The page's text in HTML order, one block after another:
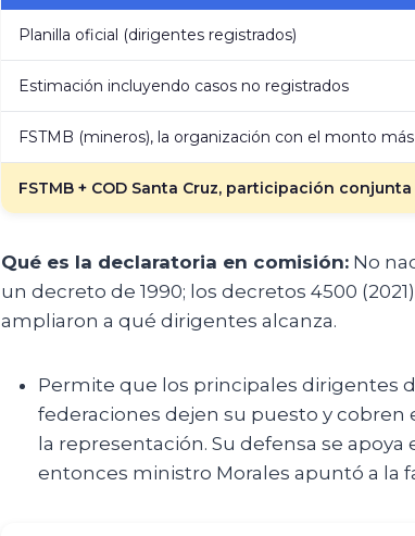
Planilla oficial (dirigentes registrados)
Estimación incluyendo casos no registrados
FSTMB (mineros), la organización con el monto
FSTMB + COD Santa Cruz, participación conjunta
Qué es la declaratoria en comisión: No
un decreto de 1990; los decretos 4500
ampliaron a qué dirigentes alcanza.
Permite que los principales dirigentes
federaciones dejen su puesto y cobren
la representación. Su defensa se
entonces ministro Morales apuntó a la